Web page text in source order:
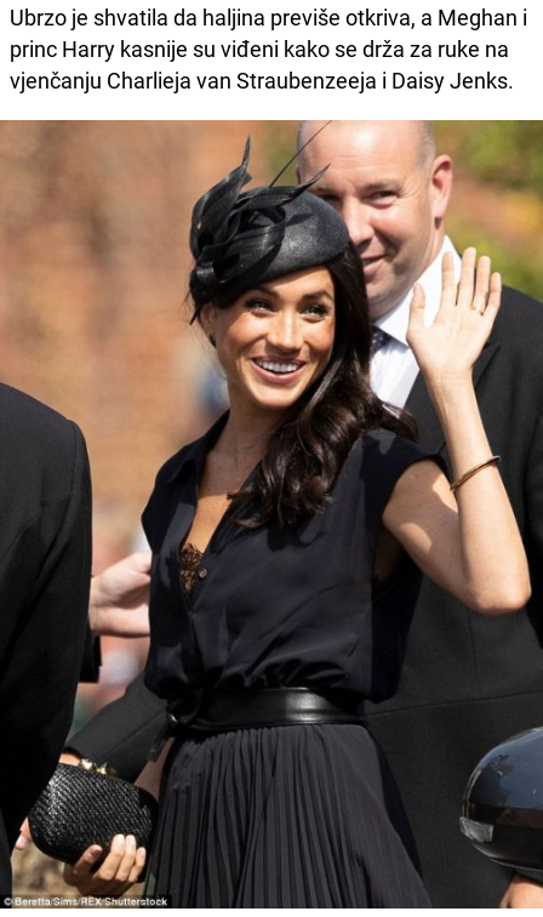
Ubrzo je shvatila da haljina previše otkriva, a Meghan i
princ Harry kasnije su viđeni kako se drža za ruke na
vjenčanju Charlieja van Straubenzeeja i Daisy Jenks.